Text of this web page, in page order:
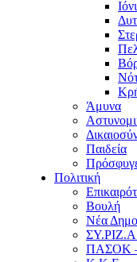
Άμυνα
Παιδεία
Πολιτική
Βουλή
Νέα
ΠΑΣΟΚ –